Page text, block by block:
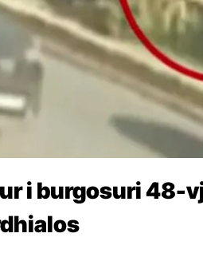
i burgosuri 48-